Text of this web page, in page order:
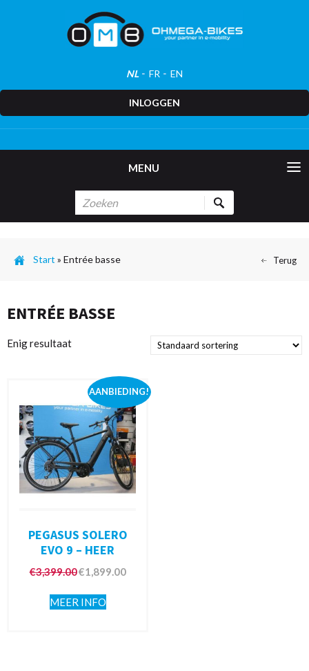
NL FR EN
INLOGGEN
MENU
Start » Entrée basse
ENTRÉE BASSE
Enig resultaat
AANBIEDING!
PEGASUS SOLERO
EVO 9 – HEER
€3,399.00€1,899.00
MEER INFO